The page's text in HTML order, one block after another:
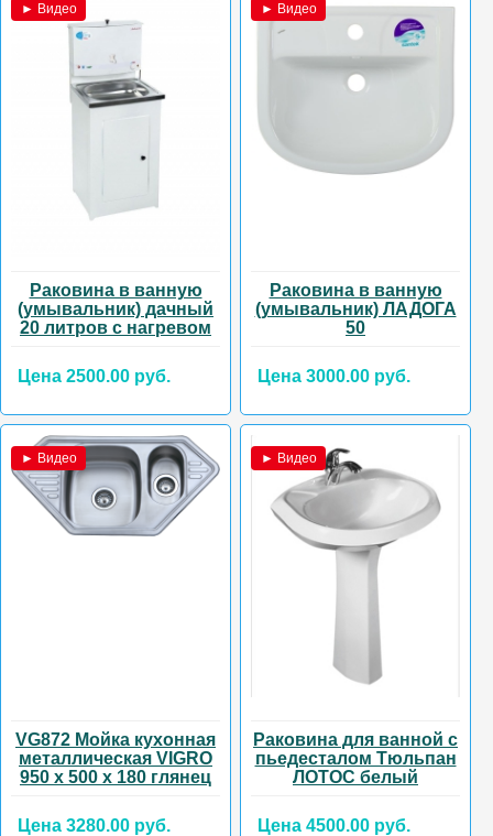
► Видео
Раковина в ванную
(умывальник) дачный
20 литров с нагревом
Цена 2500.00 руб.
► Видео
Раковина в ванную
(умывальник) ЛАДОГА
50
Цена 3000.00 руб.
► Видео
VG872 Мойка кухонная
металлическая VIGRO
950 х 500 х 180 глянец
Цена 3280.00 руб.
► Видео
Раковина для ванной с
пьедесталом Тюльпан
ЛОТОС белый
Цена 4500.00 руб.